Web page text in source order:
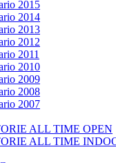
2015
2014
2013
2012
2011
2010
2009
2008
2007
ALL TIME OPEN
ALL TIME